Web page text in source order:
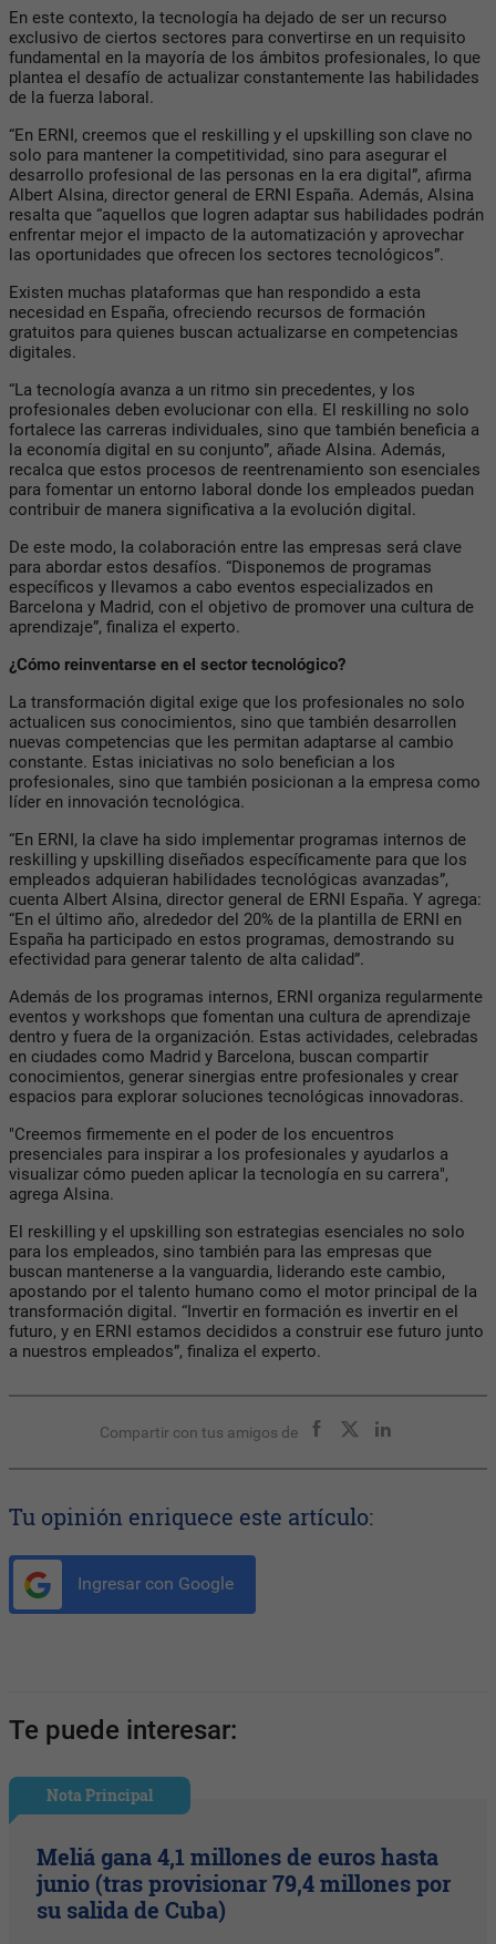
En este contexto, la tecnología ha dejado de ser un recurso
exclusivo de ciertos sectores para convertirse en un requisito
fundamental en la mayoría de los ámbitos profesionales, lo que
plantea el desafío de actualizar constantemente las habilidades
de la fuerza laboral.
“En ERNI, creemos que el reskilling y el upskilling son clave no
solo para mantener la competitividad, sino para asegurar el
desarrollo profesional de las personas en la era digital”, afirma
Albert Alsina, director general de ERNI España. Además, Alsina
resalta que “aquellos que logren adaptar sus habilidades podrán
enfrentar mejor el impacto de la automatización y aprovechar
las oportunidades que ofrecen los sectores tecnológicos”.
Existen muchas plataformas que han respondido a esta
necesidad en España, ofreciendo recursos de formación
gratuitos para quienes buscan actualizarse en competencias
digitales.
“La tecnología avanza a un ritmo sin precedentes, y los
profesionales deben evolucionar con ella. El reskilling no solo
fortalece las carreras individuales, sino que también beneficia a
la economía digital en su conjunto”, añade Alsina. Además,
recalca que estos procesos de reentrenamiento son esenciales
para fomentar un entorno laboral donde los empleados puedan
contribuir de manera significativa a la evolución digital.
De este modo, la colaboración entre las empresas será clave
para abordar estos desafíos. “Disponemos de programas
específicos y llevamos a cabo eventos especializados en
Barcelona y Madrid, con el objetivo de promover una cultura de
aprendizaje”, finaliza el experto.
¿Cómo reinventarse en el sector tecnológico?
La transformación digital exige que los profesionales no solo
actualicen sus conocimientos, sino que también desarrollen
nuevas competencias que les permitan adaptarse al cambio
constante. Estas iniciativas no solo benefician a los
profesionales, sino que también posicionan a la empresa como
líder en innovación tecnológica.
“En ERNI, la clave ha sido implementar programas internos de
reskilling y upskilling diseñados específicamente para que los
empleados adquieran habilidades tecnológicas avanzadas”,
cuenta Albert Alsina, director general de ERNI España. Y agrega:
“En el último año, alrededor del 20% de la plantilla de ERNI en
España ha participado en estos programas, demostrando su
efectividad para generar talento de alta calidad”.
Además de los programas internos, ERNI organiza regularmente
eventos y workshops que fomentan una cultura de aprendizaje
dentro y fuera de la organización. Estas actividades, celebradas
en ciudades como Madrid y Barcelona, buscan compartir
conocimientos, generar sinergias entre profesionales y crear
espacios para explorar soluciones tecnológicas innovadoras.
"Creemos firmemente en el poder de los encuentros
presenciales para inspirar a los profesionales y ayudarlos a
visualizar cómo pueden aplicar la tecnología en su carrera",
agrega Alsina.
El reskilling y el upskilling son estrategias esenciales no solo
para los empleados, sino también para las empresas que
buscan mantenerse a la vanguardia, liderando este cambio,
apostando por el talento humano como el motor principal de la
transformación digital. “Invertir en formación es invertir en el
futuro, y en ERNI estamos decididos a construir ese futuro junto
a nuestros empleados”, finaliza el experto.
Compartir con tus amigos de
Tu opinión enriquece este artículo:
Ingresar con Google
Te puede interesar:
Nota Principal
Meliá gana 4,1 millones de euros hasta
junio (tras provisionar 79,4 millones por
su salida de Cuba)